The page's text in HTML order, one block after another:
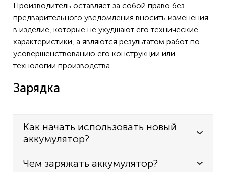
Производитель оставляет за собой право без
предварительного уведомления вносить изменения
в изделие, которые не ухудшают его технические
характеристики, а являются результатом работ по
усовершенствованию его конструкции или
технологии производства.
Зарядка
Как начать использовать новый
аккумулятор?
Чем заряжать аккумулятор?